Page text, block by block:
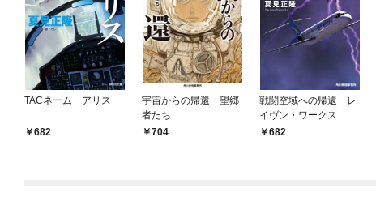
TACネーム アリス
682
宇宙からの帰還 望郷
者たち
704
戦闘空域への帰還 レ
イヴン・ワークス
（１）
682